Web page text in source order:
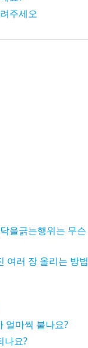
주세오
을긁는행위는 무슨
여러 장 올리는 방법
얼마씩 붙나요?
나요?